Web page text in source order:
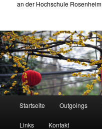
an der Hochschule Rosenheim
Startseite Outgoings
Links Kontakt